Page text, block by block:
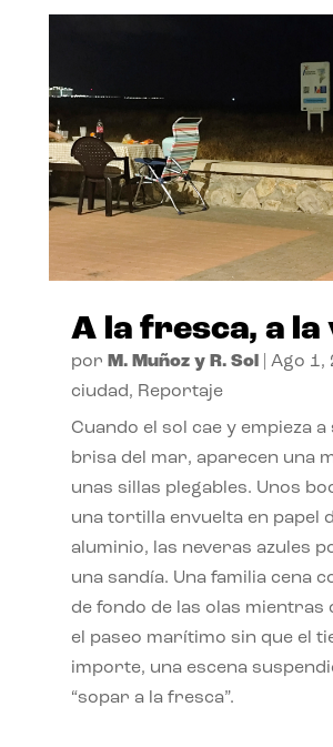
A la fresca, a la
por M. Muñoz y R. Sol| Ago 1,
ciudad, Reportaje
Cuando el sol cae y empieza
brisa del mar, aparecen una
unas sillas plegables. Unos
una tortilla envuelta en papel
aluminio, las neveras azules
una sandía. Una familia cena
de fondo de las olas mientras
el paseo marítimo sin que el
importe, una escena
“sopar a la fresca”.